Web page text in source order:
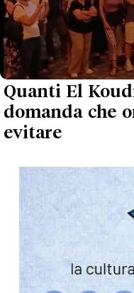
Quanti El
domanda che
evitare